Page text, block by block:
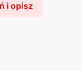
i opisz